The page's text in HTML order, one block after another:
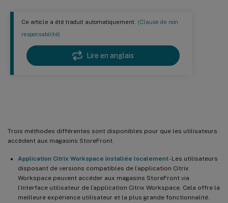
Ce article a été traduit automatiquement. (Clause de non
responsabilité)
Lire en anglais
Trois méthodes différentes sont disponibles pour que les utilisateurs
accèdent aux magasins StoreFront.
Application Citrix Workspace installée localement- Les utilisateurs
disposant de versions compatibles de l’application Citrix
Workspace peuvent accéder aux magasins StoreFront via
l’interface utilisateur de l’application Citrix Workspace. Cela offre la
meilleure expérience utilisateur et la plus grande fonctionnalité.